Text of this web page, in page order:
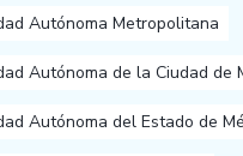
Autónoma Metropolitana
Autónoma de la Ciudad de
Autónoma del Estado de